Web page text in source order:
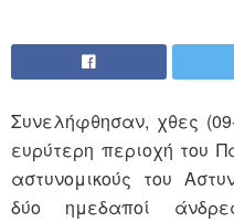
Συνελήφθησαν, χθες
ευρύτερη περιοχή του
αστυνομικούς του
δύο ημεδαποί